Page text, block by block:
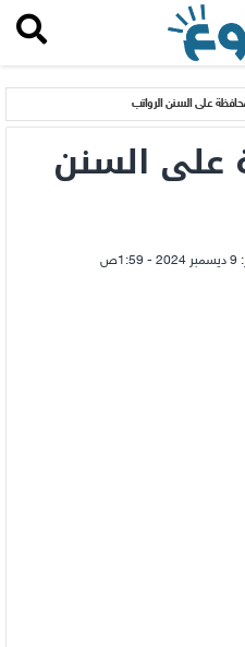
على السنن الرواتب
على السنن
9 ديسمبر 2024 - 1:59ص